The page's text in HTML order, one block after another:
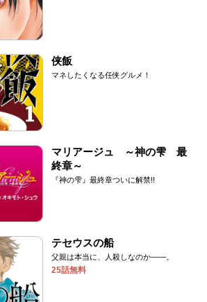
侠飯
マネしたくなる任侠グルメ！
マリアージュ ～神の雫 最
終章～
『神の雫』最終章ついに解禁!!
テセウスの船
父親は本当に、人殺しなのか――。
25話無料